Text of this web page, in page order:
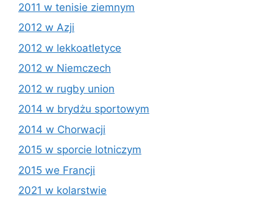
2011 w tenisie ziemnym
2012 w Azji
2012 w lekkoatletyce
2012 w Niemczech
2012 w rugby union
2014 w brydżu sportowym
2014 w Chorwacji
2015 w sporcie lotniczym
2015 we Francji
2021 w kolarstwie